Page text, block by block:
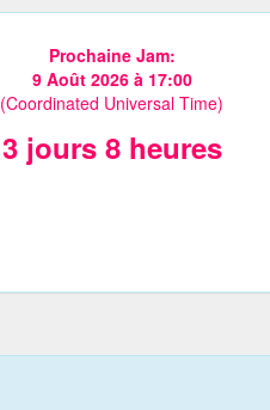
Prochaine Jam:
9 Août 2026 à 17:00
(Coordinated Universal Time)
3 jours 8 heures